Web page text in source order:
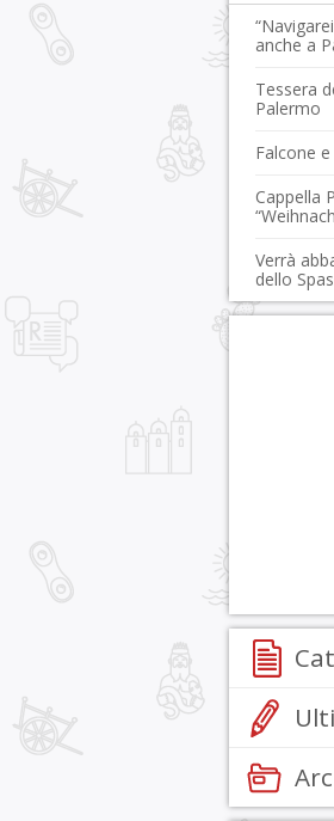
anche a
Tessera
Palermo
Falcone
Cappella
Verrà
dello